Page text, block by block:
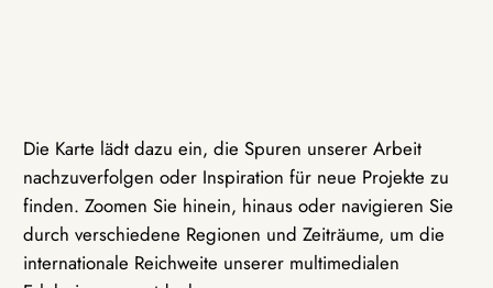
Die Karte lädt dazu ein, die Spuren unserer Arbeit
nachzuverfolgen oder Inspiration für neue Projekte zu
finden. Zoomen Sie hinein, hinaus oder navigieren Sie
durch verschiedene Regionen und Zeiträume, um die
internationale Reichweite unserer multimedialen